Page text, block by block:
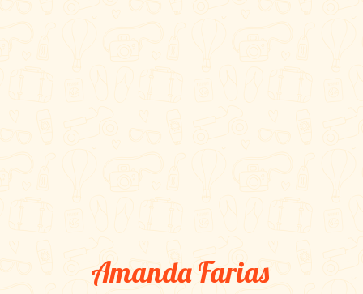
Amanda Farias